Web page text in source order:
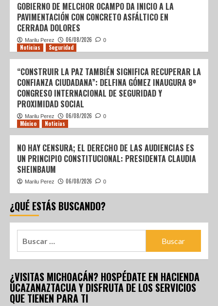
GOBIERNO DE MELCHOR OCAMPO DA INICIO A LA
PAVIMENTACIÓN CON CONCRETO ASFÁLTICO EN
CERRADA DOLORES
Marilu Perez 06/08/2026 0
Noticias Seguridad
“CONSTRUIR LA PAZ TAMBIÉN SIGNIFICA RECUPERAR LA
CONFIANZA CIUDADANA”: DELFINA GÓMEZ INAUGURA 8º
CONGRESO INTERNACIONAL DE SEGURIDAD Y
PROXIMIDAD SOCIAL
Marilu Perez 06/08/2026 0
México Noticias
NO HAY CENSURA; EL DERECHO DE LAS AUDIENCIAS ES
UN PRINCIPIO CONSTITUCIONAL: PRESIDENTA CLAUDIA
SHEINBAUM
Marilu Perez 06/08/2026 0
¿QUÉ ESTÁS BUSCANDO?
¿VISITAS MICHOACÁN? HOSPÉDATE EN HACIENDA
UCAZANAZTACUA Y DISFRUTA DE LOS SERVICIOS
QUE TIENEN PARA TI